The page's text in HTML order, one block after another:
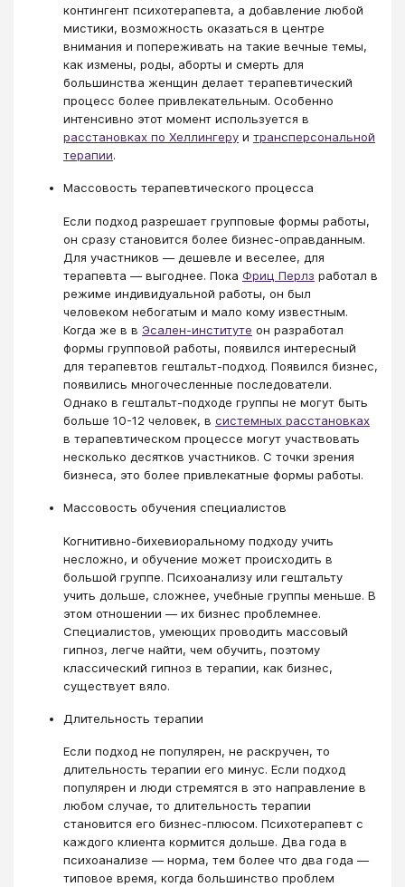
контингент психотерапевта, а добавление любой
мистики, возможность оказаться в центре
внимания и попереживать на такие вечные темы,
как измены, роды, аборты и смерть для
большинства женщин делает терапевтический
процесс более привлекательным. Особенно
интенсивно этот момент используется в
расстановках по Хеллингеру и трансперсональной
терапии.
Массовость терапевтического процесса
Если подход разрешает групповые формы работы,
он сразу становится более бизнес-оправданным.
Для участников — дешевле и веселее, для
терапевта — выгоднее. Пока Фриц Перлз работал в
режиме индивидуальной работы, он был
человеком небогатым и мало кому известным.
Когда же в в Эсален-институте он разработал
формы групповой работы, появился интересный
для терапевтов гештальт-подход. Появился бизнес,
появились многочесленные последователи.
Однако в гештальт-подходе группы не могут быть
больше 10-12 человек, в системных расстановках
в терапевтическом процессе могут участвовать
несколько десятков участников. С точки зрения
бизнеса, это более привлекатные формы работы.
Массовость обучения специалистов
Когнитивно-бихевиоральному подходу учить
несложно, и обучение может происходить в
большой группе. Психоанализу или гештальту
учить дольше, сложнее, учебные группы меньше. В
этом отношении — их бизнес проблемнее.
Специалистов, умеющих проводить массовый
гипноз, легче найти, чем обучить, поэтому
классический гипноз в терапии, как бизнес,
существует вяло.
Длительность терапии
Если подход не популярен, не раскручен, то
длительность терапии его минус. Если подход
популярен и люди стремятся в это направление в
любом случае, то длительность терапии
становится его бизнес-плюсом. Психотерапевт с
каждого клиента кормится дольше. Два года в
психоанализе — норма, тем более что два года —
типовое время, когда большинство проблем